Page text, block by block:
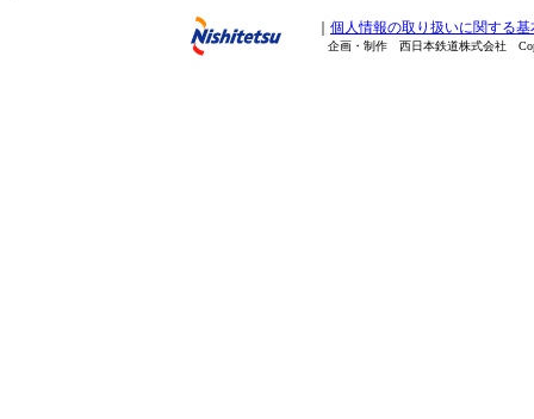
個人情報の取り扱いに関する基
企画・制作 西日本鉄道株式会社